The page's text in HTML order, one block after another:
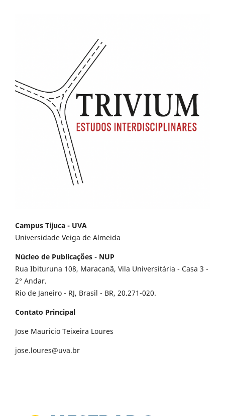
Campus Tijuca - UVA
Universidade Veiga de Almeida
Núcleo de Publicações - NUP
Rua Ibituruna 108, Maracanã, Vila Universitária - Casa 3 -
2° Andar.
Rio de Janeiro - RJ, Brasil - BR, 20.271-020.
Contato Principal
Jose Mauricio Teixeira Loures
jose.loures@uva.br